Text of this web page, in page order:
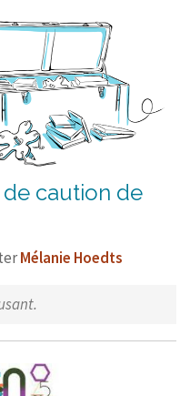
caution de
Mélanie Hoedts